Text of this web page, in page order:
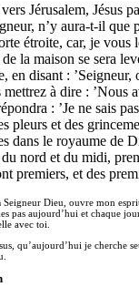
Jérusalem, Jésus
n’y aura-t-il que
étroite, car, je
la maison se sera
en disant : ’Seigneur,
à dire : ’Nous
: ’Je ne sais
pleurs et des
dans le royaume de
nord et du midi,
premiers, et des
Seigneur Dieu, ouvre mon
pas aujourd’hui et chaque
avec toi.
qu’aujourd’hui je cherche